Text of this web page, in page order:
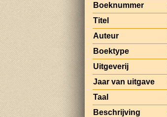
Boeknummer
Titel
Auteur
Boektype
Uitgeverij
Jaar van uitgave
Taal
Beschrijving